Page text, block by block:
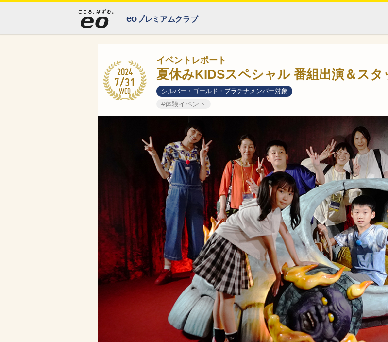
eoプレミアムクラブ
2024
7/31
WED
イベントレポート
夏休みKIDSスペシャル 番組出演＆スタ
シルバー・ゴールド・プラチナメンバー対象
#体験イベント